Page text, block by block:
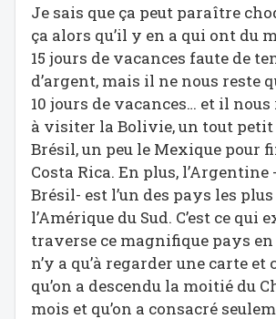
Je sais que ça peut paraître
ça alors qu’il y en a qui ont du
15 jours de vacances faute de
d’argent, mais il ne nous reste
10 jours de vacances… et il
à visiter la Bolivie, un tout petit
Brésil, un peu le Mexique pour
Costa Rica. En plus, l’Argentine
Brésil- est l’un des pays les
l’Amérique du Sud. C’est ce qui
traverse ce magnifique pays
n’y a qu’à regarder une carte et
qu’on a descendu la moitié du
mois et qu’on a consacré